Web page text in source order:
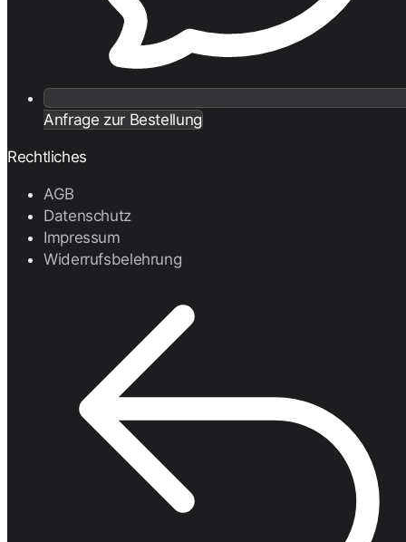
Anfrage zur Bestellung
Rechtliches
AGB
Datenschutz
Impressum
Widerrufsbelehrung